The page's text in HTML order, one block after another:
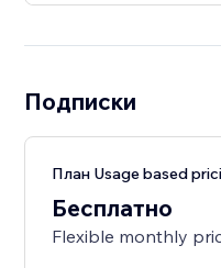
Подписки
План Usage based
Бесплатно
Flexible monthly